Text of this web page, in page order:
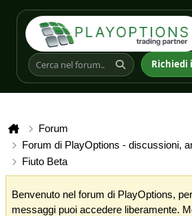
Richiedi
Forum
Forum di PlayOptions - discussioni,
Fiuto Beta
Benvenuto nel forum di PlayOptions,
messaggi puoi accedere liberamente.